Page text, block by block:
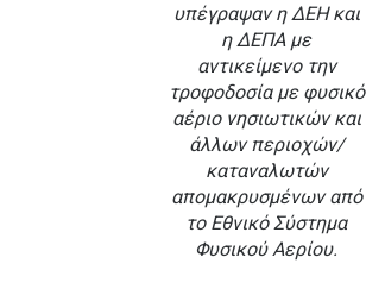
υπέγραψαν η ΔΕΗ και
η ΔΕΠΑ με
αντικείμενο την
τροφοδοσία με φυσικό
αέριο νησιωτικών και
άλλων περιοχών/
καταναλωτών
απομακρυσμένων από
το Εθνικό Σύστημα
Φυσικού Αερίου.